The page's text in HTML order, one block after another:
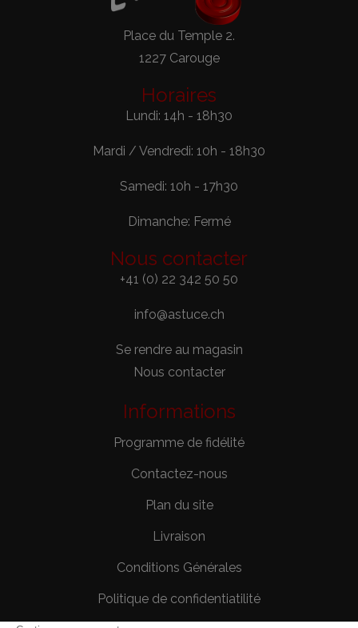
Place du Temple 2.
1227 Carouge
Horaires
Lundi: 14h - 18h30
Mardi / Vendredi: 10h - 18h30
Samedi: 10h - 17h30
Dimanche: Fermé
Nous contacter
+41 (0) 22 342 50 50
info@astuce.ch
Se rendre au magasin
Nous contacter
Informations
Programme de fidélité
Contactez-nous
Plan du site
Livraison
Conditions Générales
Politique de confidentiatilité